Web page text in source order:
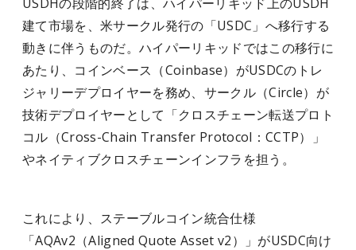
建て市場を、米サークル発行の「USDC」へ移行する
動きに伴うものだ。ハイパーリキッドではこの移行に
あたり、コインベース（Coinbase）がUSDCのトレ
ジャリーデプロイヤーを務め、サークル（Circle）が
技術デプロイヤーとして 「クロスチェーン転送プロト
コル（Cross-Chain Transfer Protocol：CCTP）」
やネイティブクロスチェーンインフラを担う。
これにより、ステーブルコイン統合仕様
「AQAv2（Aligned Quote Asset v2）」がUSDC向け